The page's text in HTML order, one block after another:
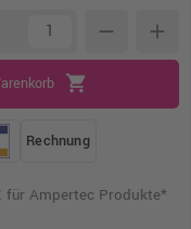
remove add
shopping_cart
Rechnung
für Ampertec Produkte*